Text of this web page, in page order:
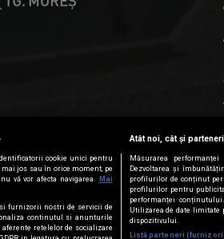
cookie unici pentru
mai jos sau în orice moment, pe
vă vor afecta navigarea.
Mai
furnizorii nostri de servicii de
continutul si anunturile
retelelor de socializare
Atât noi, cât și
Măsurarea
Dezvoltarea și
profilurilor de conținut
profilurilor pentru
performanței
Utilizarea de date limitate
dispozitivului.
Listă parteneri